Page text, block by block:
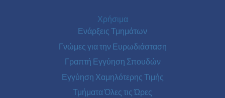
Χρήσιμα
Ενάρξεις Τμημάτων
Γνώμες για την Ευρωδιάσταση
Γραπτή Εγγύηση Σπουδών
Εγγύηση Χαμηλότερης Τιμής
Τμήματα Όλες τις Ώρες